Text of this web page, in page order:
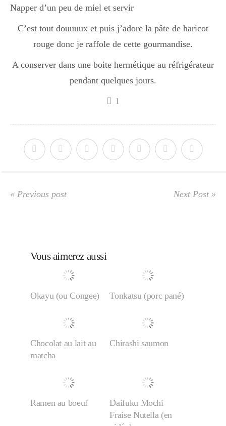
cupcake
apéro
Japon
Napper d’un peu de miel et servir
C’est tout douuuux et puis j’adore la pâte de haricot
rouge donc je raffole de cette gourmandise.
A conserver dans une boite hermétique au réfrigérateur
pendant quelques jours.
1
« Previous post Next Post »
Vous aimerez aussi
Okayu (ou Congee) Tonkatsu (porc pané)
Chocolat au lait au
matcha
Chirashi saumon
Ramen au boeuf
Daifuku Mochi
Fraise Nutella (en